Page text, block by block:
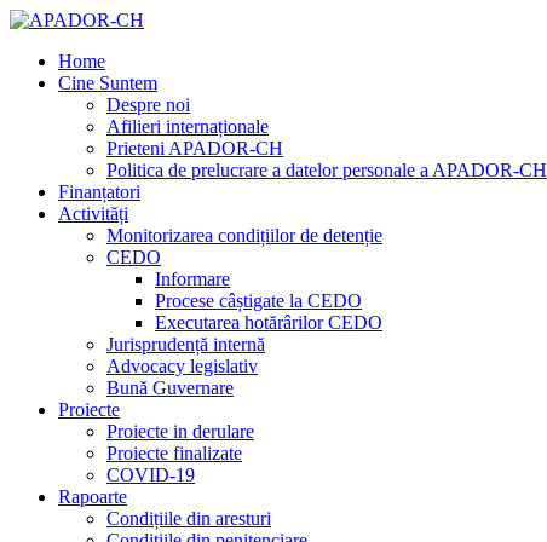
Home
Cine Suntem
Despre noi
Afilieri internaționale
Prieteni APADOR-CH
Politica de prelucrare a datelor personale a APADOR-CH
Finanțatori
Activități
Monitorizarea condițiilor de detenție
CEDO
Informare
Procese câștigate la CEDO
Executarea hotărârilor CEDO
Jurisprudență internă
Advocacy legislativ
Bună Guvernare
Proiecte
Proiecte in derulare
Proiecte finalizate
COVID-19
Rapoarte
Condițiile din aresturi